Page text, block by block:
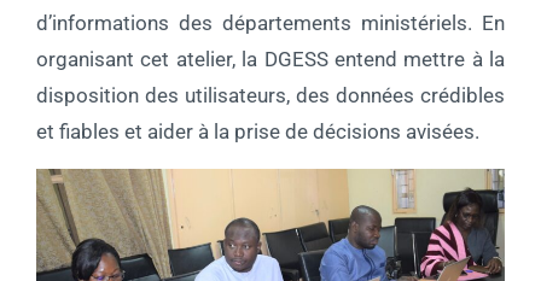
d’informations des départements ministériels. En
organisant cet atelier, la DGESS entend mettre à la
disposition des utilisateurs, des données crédibles
et fiables et aider à la prise de décisions avisées.